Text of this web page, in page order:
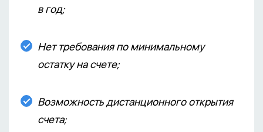
в год;
Нет требования по минимальному
остатку на счете;
Возможность дистанционного открытия
счета;